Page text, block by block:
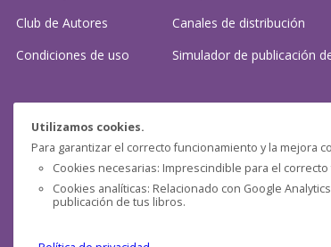
Utilizamos cookies.
Para garantizar el correcto funcionamiento y la mejora
Cookies necesarias: Imprescindible para el
Cookies analíticas: Relacionado con Google
publicación de tus libros.
Club de Autores
Condiciones de uso
Canales de distribución
Simulador de publicación
¿Necesitas ayuda?
Preguntas frecuentes
Contacta con nosotros: (contacto@clubdeautores.com